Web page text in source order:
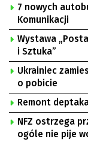
7 nowych
Komunikacji
Wystawa
i Sztuka”
Ukrainiec
o pobicie
Remont
NFZ ostrzega
ogóle nie pije